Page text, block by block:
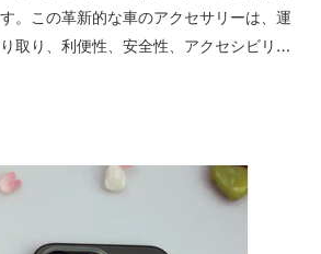
。この革新的な車のアクセサリーは、運
取り、利便性、安全性、アクセシビリテ
安全に保持するように設計されたこのホ